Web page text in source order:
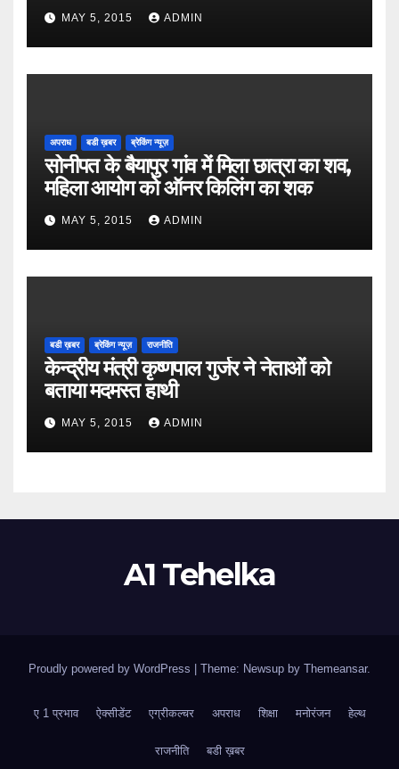
MAY 5, 2015 ADMIN
अपराध बडी ख़बर ब्रेकिंग न्यूज़
सोनीपत के बैयापुर गांव में मिला छात्रा का शव,
महिला आयोग को ऑनर किलिंग का शक
MAY 5, 2015 ADMIN
बडी ख़बर ब्रेकिंग न्यूज़ राजनीति
केन्द्रीय मंत्री कृष्णपाल गुर्जर ने नेताओं को
बताया मदमस्त हाथी
MAY 5, 2015 ADMIN
A1 Tehelka
Proudly powered by WordPress Theme: Newsup by Themeansar.
ए 1 प्रभाव ऐक्सीडेंट एग्रीकल्चर अपराध शिक्षा मनोरंजन हेल्थ
राजनीति बडी ख़बर